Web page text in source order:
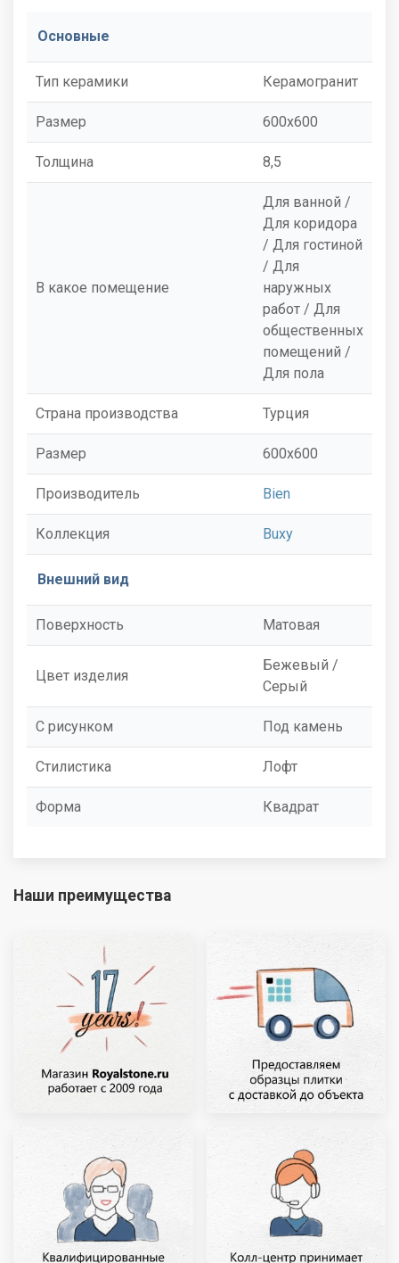
Основные
Тип керамики Керамогранит
Размер 600x600
Толщина 8,5
В какое помещение
Для ванной /
Для коридора
/ Для гостиной
/ Для
наружных
работ / Для
общественных
помещений /
Для пола
Страна производства Турция
Размер 600x600
Производитель Bien
Коллекция Buxy
Внешний вид
Поверхность Матовая
Цвет изделия
Бежевый /
Серый
С рисунком Под камень
Стилистика Лофт
Форма Квадрат
Наши преимущества